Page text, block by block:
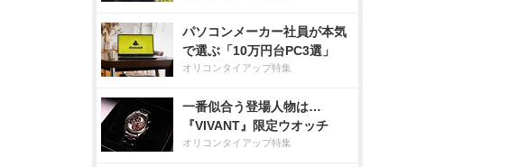
パソコンメーカー社員が本気
で選ぶ「10万円台PC3選」
オリコンタイアップ特集
一番似合う登場人物は…
『VIVANT』限定ウオッチ
オリコンタイアップ特集